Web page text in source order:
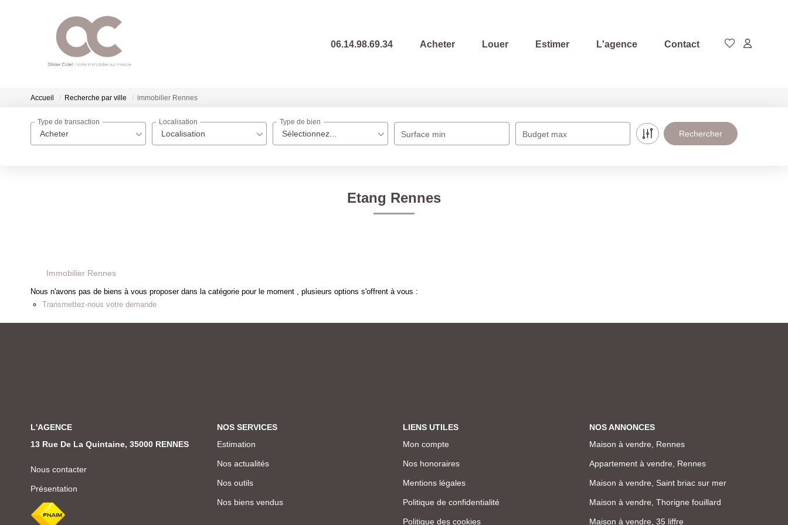
06.14.98.69.34 Acheter Louer Estimer L'agence Contact
Accueil Recherche par ville immobilier Rennes
Acheter
Type de transaction
Localisation
Localisation
Sélectionnez...
Type de bien
Surface min Budget max
Etang Rennes
Immobilier Rennes
Nous n'avons pas de biens à vous proposer dans la catégorie pour le moment , plusieurs options s'offrent à vous :
Transmettez-nous votre demande
L'AGENCE
13 Rue De La Quintaine, 35000 RENNES
Nous contacter
Présentation
NOS SERVICES
Estimation
Nos actualités
Nos outils
Nos biens vendus
LIENS UTILES
Mon compte
Nos honoraires
Mentions légales
Politique de confidentialité
Politique des cookies
NOS ANNONCES
Maison à vendre, Rennes
Appartement à vendre, Rennes
Maison à vendre, Saint briac sur mer
Maison à vendre, Thorigne fouillard
Maison à vendre, 35 liffre